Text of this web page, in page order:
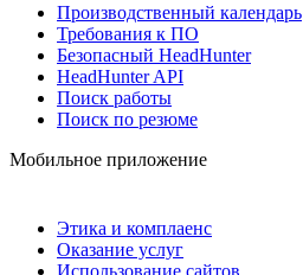
Производственный календарь
Требования к ПО
Безопасный HeadHunter
HeadHunter API
Поиск работы
Поиск по резюме
Мобильное приложение
Этика и комплаенс
Оказание услуг
Использование сайтов